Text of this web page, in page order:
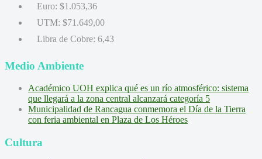
Euro: $1.053,36
UTM: $71.649,00
Libra de Cobre: 6,43
Medio Ambiente
Académico UOH explica qué es un río atmosférico: sistema
que llegará a la zona central alcanzará categoría 5
Municipalidad de Rancagua conmemora el Día de la Tierra
con feria ambiental en Plaza de Los Héroes
Cultura